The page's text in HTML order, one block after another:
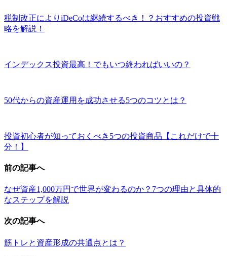
税制改正によりiDeCoは継続するべき！？おすすめの投資戦
略を解説！
インデックス投資最高！でもいつ終わればいいの？
50代からの資産運用を成功させる5つのコツとは？
投資初心者が知っておくべき5つの投資商品【これだけで十
分！】
前の記事へ
なぜ資産1,000万円で世界が変わるのか？7つの理由と具体的
なステップを解説
次の記事へ
筋トレと資産形成の共通点とは？